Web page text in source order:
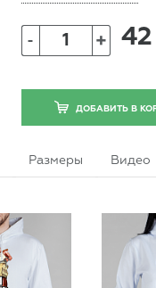
- +
ДОБАВИТЬ В
Размеры Видео